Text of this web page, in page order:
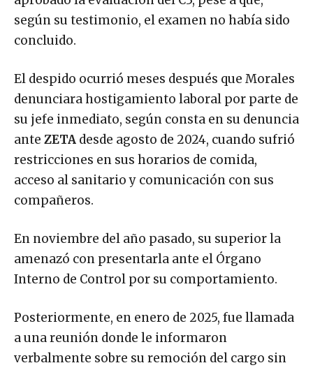
según su testimonio, el examen no había sido
concluido.
El despido ocurrió meses después que Morales
denunciara hostigamiento laboral por parte de
su jefe inmediato, según consta en su denuncia
ante ZETA desde agosto de 2024, cuando sufrió
restricciones en sus horarios de comida,
acceso al sanitario y comunicación con sus
compañeros.
En noviembre del año pasado, su superior la
amenazó con presentarla ante el Órgano
Interno de Control por su comportamiento.
Posteriormente, en enero de 2025, fue llamada
a una reunión donde le informaron
verbalmente sobre su remoción del cargo sin